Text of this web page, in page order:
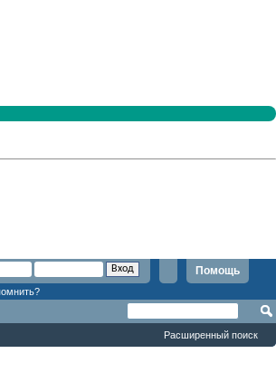
Помощь
Расширенный поиск